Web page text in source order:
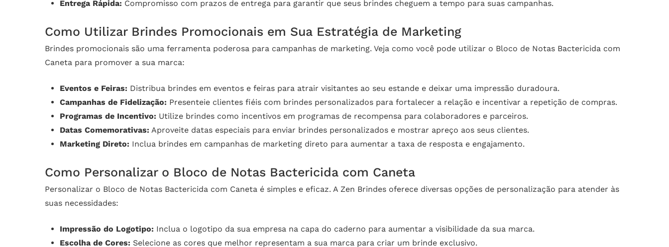
Entrega Rápida: Compromisso com prazos de entrega para garantir que seus brindes cheguem a tempo para suas campanhas.
Como Utilizar Brindes Promocionais em Sua Estratégia de Marketing
Brindes promocionais são uma ferramenta poderosa para campanhas de marketing. Veja como você pode utilizar o Bloco de Notas Bactericida com
Caneta para promover a sua marca:
Eventos e Feiras: Distribua brindes em eventos e feiras para atrair visitantes ao seu estande e deixar uma impressão duradoura.
Campanhas de Fidelização: Presenteie clientes fiéis com brindes personalizados para fortalecer a relação e incentivar a repetição de compras.
Programas de Incentivo: Utilize brindes como incentivos em programas de recompensa para colaboradores e parceiros.
Datas Comemorativas: Aproveite datas especiais para enviar brindes personalizados e mostrar apreço aos seus clientes.
Marketing Direto: Inclua brindes em campanhas de marketing direto para aumentar a taxa de resposta e engajamento.
Como Personalizar o Bloco de Notas Bactericida com Caneta
Personalizar o Bloco de Notas Bactericida com Caneta é simples e eficaz. A Zen Brindes oferece diversas opções de personalização para atender às
suas necessidades:
Impressão do Logotipo: Inclua o logotipo da sua empresa na capa do caderno para aumentar a visibilidade da sua marca.
Escolha de Cores: Selecione as cores que melhor representam a sua marca para criar um brinde exclusivo.